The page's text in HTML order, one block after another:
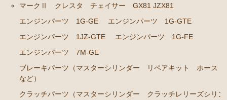
0 SX90
エンジンパーツ 1G-FE GX90
クラッチパーツ（マスターシリンダー クラッチレリ
ーズシリンダー オーバーホールキット など）
マークⅡ クレスタ チェイサー GX81 JZX81
エンジンパーツ 1G-GE
エンジンパーツ 1G-GTE
エンジンパーツ 1JZ-GTE
エンジンパーツ 1G-FE
エンジンパーツ 7M-GE
ブレーキパーツ（マスターシリンダー リペアキット ホース
など）
クラッチパーツ（マスターシリンダー クラッチレリーズシリン